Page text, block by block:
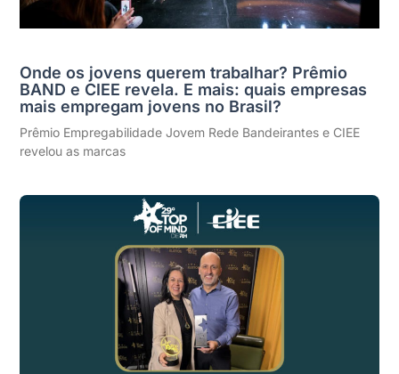
Onde os jovens querem trabalhar? Prêmio
BAND e CIEE revela. E mais: quais empresas
mais empregam jovens no Brasil?
Prêmio Empregabilidade Jovem Rede Bandeirantes e CIEE
revelou as marcas